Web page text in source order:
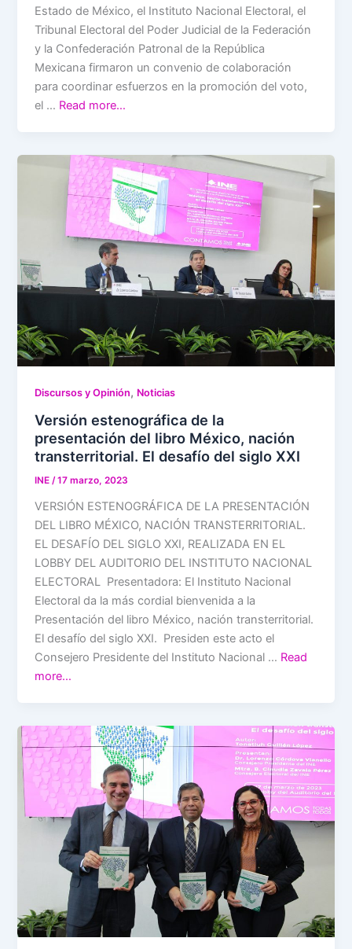
Estado de México, el Instituto Nacional Electoral, el
Tribunal Electoral del Poder Judicial de la Federación
y la Confederación Patronal de la República
Mexicana firmaron un convenio de colaboración
para coordinar esfuerzos en la promoción del voto,
el … Read more…
Discursos y Opinión, Noticias
Versión estenográfica de la
presentación del libro México, nación
transterritorial. El desafío del siglo XXI
INE/17 marzo, 2023
VERSIÓN ESTENOGRÁFICA DE LA PRESENTACIÓN
DEL LIBRO MÉXICO, NACIÓN TRANSTERRITORIAL.
EL DESAFÍO DEL SIGLO XXI, REALIZADA EN EL
LOBBY DEL AUDITORIO DEL INSTITUTO NACIONAL
ELECTORAL Presentadora: El Instituto Nacional
Electoral da la más cordial bienvenida a la
Presentación del libro México, nación transterritorial.
El desafío del siglo XXI. Presiden este acto el
Consejero Presidente del Instituto Nacional … Read
more…